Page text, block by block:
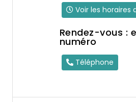
Voir les horaires
Rendez-vous :
numéro
Téléphone